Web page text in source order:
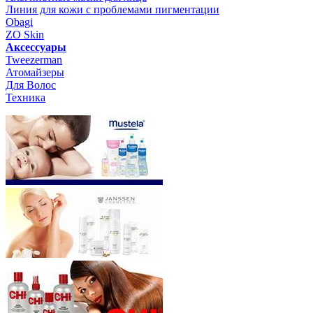
Линия для кожи с проблемами пигментации
Obagi
ZO Skin
Aксессуары
Tweezerman
Атомайзеры
Для Волос
Техника